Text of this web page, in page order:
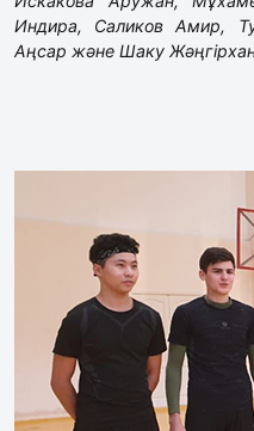
Индира, Саликов Амир,
Аңсар және Шаку